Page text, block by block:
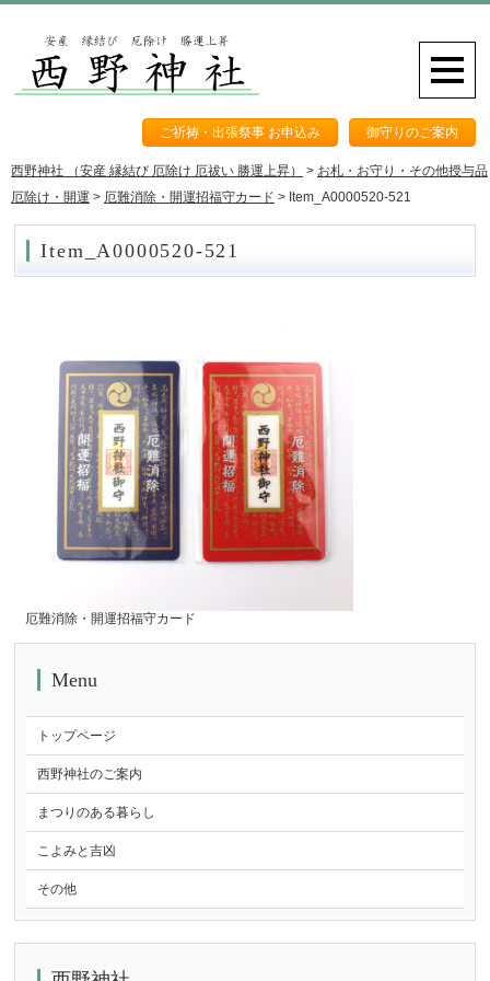
ご祈祷・出張祭事 お申込み 御守りのご案内
西野神社 （安産 縁結び 厄除け 厄祓い 勝運上昇） > お札・お守り・その他授与品
厄除け・開運 > 厄難消除・開運招福守カード > Item_A0000520-521
Item_A0000520-521
厄難消除・開運招福守カード
Menu
トップページ
西野神社のご案内
まつりのある暮らし
こよみと吉凶
その他